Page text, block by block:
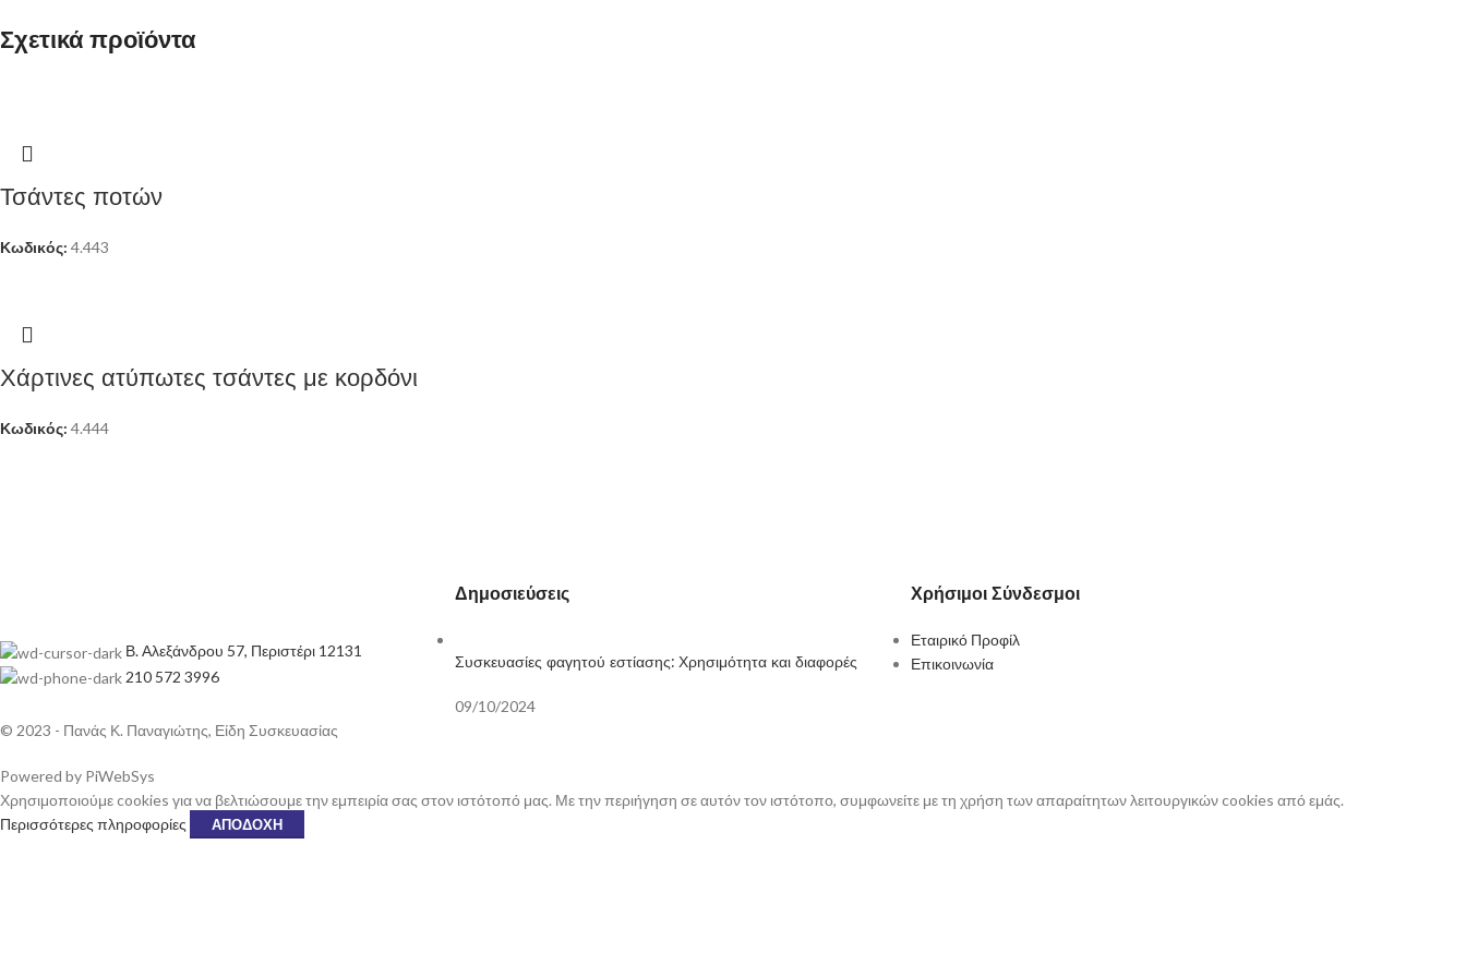
Σχετικά προϊόντα
Τσάντες ποτών
Κωδικός: 4.443
Χάρτινες ατύπωτες τσάντες με κορδόνι
Κωδικός: 4.444
Β. Αλεξάνδρου 57, Περιστέρι 12131
210 572 3996
Δημοσιεύσεις
Συσκευασίες φαγητού εστίασης: Χρησιμότητα και διαφορές
09/10/2024
Χρήσιμοι Σύνδεσμοι
Εταιρικό Προφίλ
Επικοινωνία
© 2023 - Πανάς Κ. Παναγιώτης, Είδη Συσκευασίας
Powered by PiWebSys
Χρησιμοποιούμε cookies για να βελτιώσουμε την εμπειρία σας στον ιστότοπό μας. Με την περιήγηση σε αυτόν τον ιστότοπο, συμφωνείτε με τη χρήση των απαραίτητων λειτουργικών cookies από εμάς.
Περισσότερες πληροφορίες
ΑΠΟΔΟΧΉ